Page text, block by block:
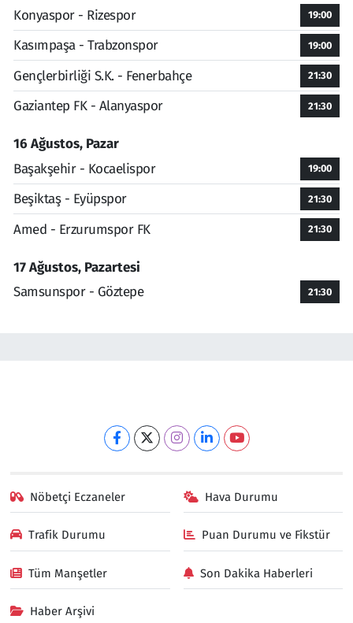
Konyaspor - Rizespor
19:00
Kasımpaşa - Trabzonspor 19:00
Gençlerbirliği S.K. - Fenerbahçe 21:30
Gaziantep FK - Alanyaspor 21:30
16 Ağustos, Pazar
Başakşehir - Kocaelispor
19:00
Beşiktaş - Eyüpspor 21:30
Amed - Erzurumspor FK 21:30
17 Ağustos, Pazartesi
Samsunspor - Göztepe
21:30
Nöbetçi Eczaneler Hava Durumu
Trafik Durumu Puan Durumu ve Fikstür
Tüm Manşetler Son Dakika Haberleri
Haber Arşivi